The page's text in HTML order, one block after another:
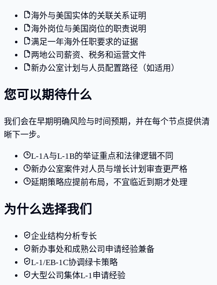
海外与美国实体的关联关系证明
海外岗位与美国岗位的职责说明
满足一年海外任职要求的证据
两地公司薪资、税务和运营文件
新办公室计划与人员配置路径（如适用）
您可以期待什么
我们会在早期明确风险与时间预期，并在每个节点提供清
晰下一步。
L-1A与L-1B的举证重点和法律逻辑不同
新办公室案件对人员与增长计划审查更严格
延期策略应提前布局，不宜临近到期才处理
为什么选择我们
企业结构分析专长
新办事处和成熟公司申请经验兼备
L-1/EB-1C协调绿卡策略
大型公司集体L-1申请经验